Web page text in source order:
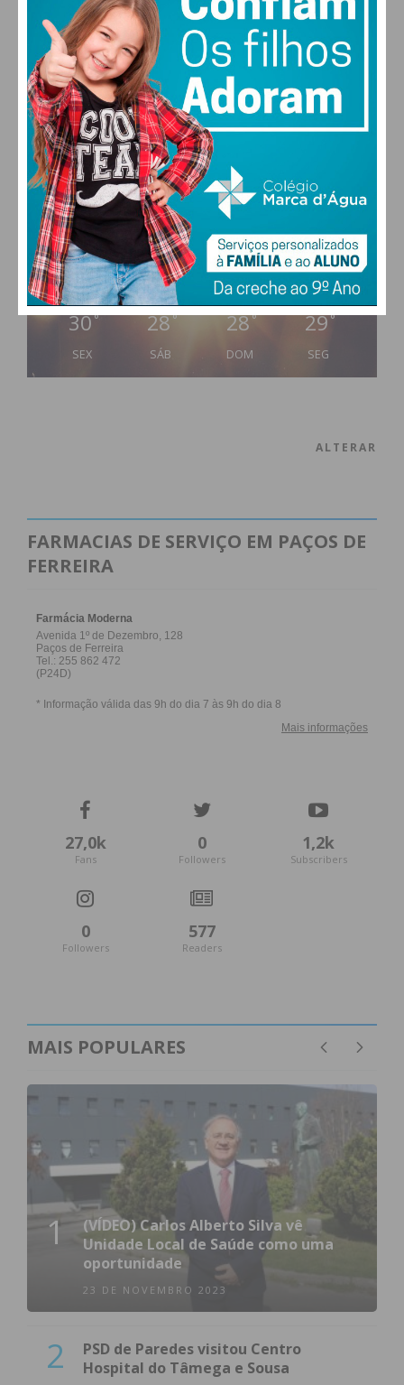
PAÇOS DE FERREIRA
26°
clear sky
vento: 1m/s O
MAX 26 • MIN 26
30°
SEX
28°
SÁB
28°
DOM
29°
SEG
ALTERAR
FARMACIAS DE SERVIÇO EM PAÇOS DE
FERREIRA
27,0k
Fans
0
Followers
1,2k
Subscribers
0
Followers
577
Readers
MAIS POPULARES
1
(VÍDEO) Carlos Alberto Silva vê
Unidade Local de Saúde como uma
oportunidade
23 DE NOVEMBRO 2023
2
PSD de Paredes visitou Centro
Hospital do Tâmega e Sousa